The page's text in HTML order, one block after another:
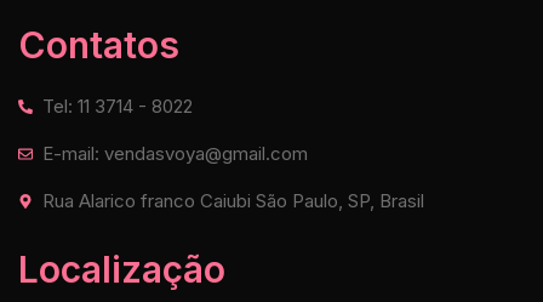
Contatos
Tel: 11 3714 - 8022
E-mail: vendasvoya@gmail.com
Rua Alarico franco Caiubi São Paulo, SP, Brasil
Localização